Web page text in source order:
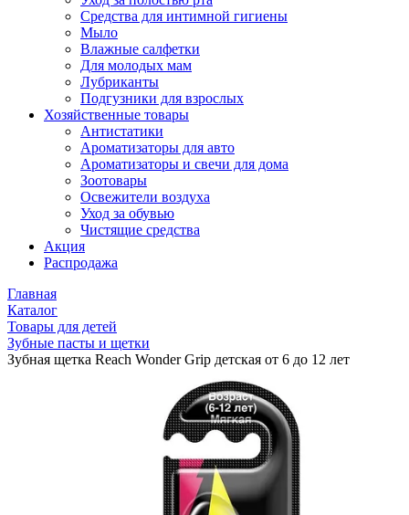
Средства для интимной гигиены
Мыло
Влажные салфетки
Для молодых мам
Лубриканты
Подгузники для взрослых
Хозяйственные товары
Антистатики
Ароматизаторы для авто
Ароматизаторы и свечи для дома
Зоотовары
Освежители воздуха
Уход за обувью
Чистящие средства
Акция
Распродажа
Главная
Каталог
Товары для детей
Зубные пасты и щетки
Зубная щетка Reach Wonder Grip детская от 6 до 12 лет